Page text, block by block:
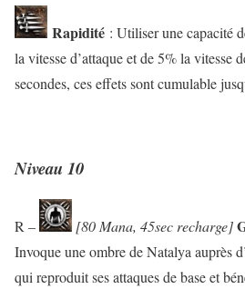
Rapidité : Utiliser une capacité
la vitesse d’attaque et de 5% la vitesse
secondes, ces effets sont cumulable
Niveau 10
R – [80 Mana, 45sec recharge]
Invoque une ombre de Natalya auprès
qui reproduit ses attaques de base et